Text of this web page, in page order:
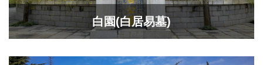
白園(白居易墓)